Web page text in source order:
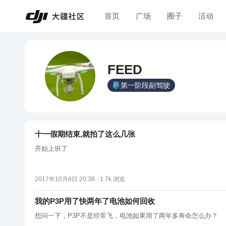
首页 广场 圈子 活动
FEED
第一阶段副驾驶
十一假期结束,就拍了这么几张
开始上班了
2017年10月8日 20:38 · 1.7k 浏览
我的P3P用了快两年了电池如何回收
想问一下，P3P不是经常飞，电池如果用了两年多寿命怎么办？